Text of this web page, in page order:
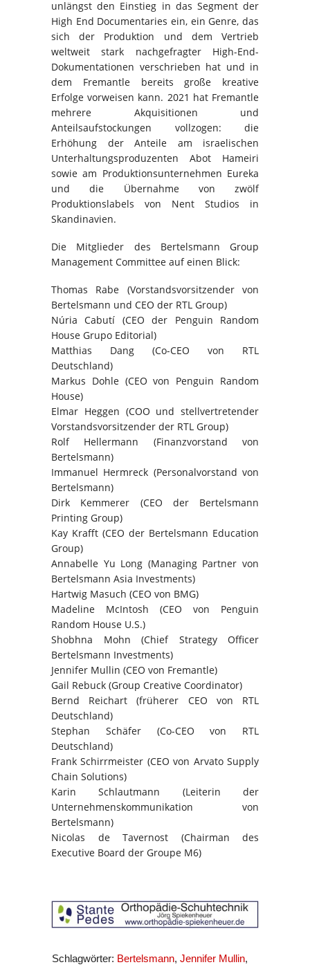
unlängst den Einstieg in das Segment der
High End Documentaries ein, ein Genre, das
sich der Produktion und dem Vertrieb
weltweit stark nachgefragter High-End-
Dokumentationen verschrieben hat und in
dem Fremantle bereits große kreative
Erfolge vorweisen kann. 2021 hat Fremantle
mehrere Akquisitionen und
Anteilsaufstockungen vollzogen: die
Erhöhung der Anteile am israelischen
Unterhaltungsproduzenten Abot Hameiri
sowie am Produktionsunternehmen Eureka
und die Übernahme von zwölf
Produktionslabels von Nent Studios in
Skandinavien.
Die Mitglieder des Bertelsmann Group
Management Committee auf einen Blick:
Thomas Rabe (Vorstandsvorsitzender von
Bertelsmann und CEO der RTL Group)
Núria Cabutí (CEO der Penguin Random
House Grupo Editorial)
Matthias Dang (Co-CEO von RTL
Deutschland)
Markus Dohle (CEO von Penguin Random
House)
Elmar Heggen (COO und stellvertretender
Vorstandsvorsitzender der RTL Group)
Rolf Hellermann (Finanzvorstand von
Bertelsmann)
Immanuel Hermreck (Personalvorstand von
Bertelsmann)
Dirk Kemmerer (CEO der Bertelsmann
Printing Group)
Kay Krafft (CEO der Bertelsmann Education
Group)
Annabelle Yu Long (Managing Partner von
Bertelsmann Asia Investments)
Hartwig Masuch (CEO von BMG)
Madeline McIntosh (CEO von Penguin
Random House U.S.)
Shobhna Mohn (Chief Strategy Officer
Bertelsmann Investments)
Jennifer Mullin (CEO von Fremantle)
Gail Rebuck (Group Creative Coordinator)
Bernd Reichart (früherer CEO von RTL
Deutschland)
Stephan Schäfer (Co-CEO von RTL
Deutschland)
Frank Schirrmeister (CEO von Arvato Supply
Chain Solutions)
Karin Schlautmann (Leiterin der
Unternehmenskommunikation von
Bertelsmann)
Nicolas de Tavernost (Chairman des
Executive Board der Groupe M6)
Schlagwörter: Bertelsmann, Jennifer Mullin,